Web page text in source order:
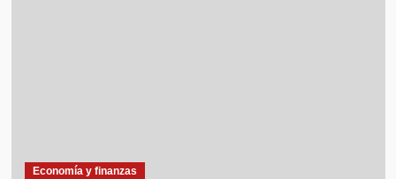
Economía y finanzas